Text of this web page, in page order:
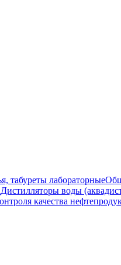
табуреты лабораторные
Дистилляторы воды
качества